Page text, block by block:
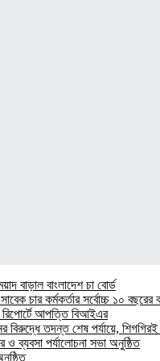
বাড়াল বাংলাদেশ চা বোর্ড
চার কর্মকর্তার সর্বোচ্চ ১০ বছরের
রিপোর্টে আপত্তি বিআইএর
বিরুদ্ধে তদন্ত শেষ পর্যায়ে, শিগগিরই
ও ব্যবসা পর্যালোচনা সভা অনুষ্ঠিত